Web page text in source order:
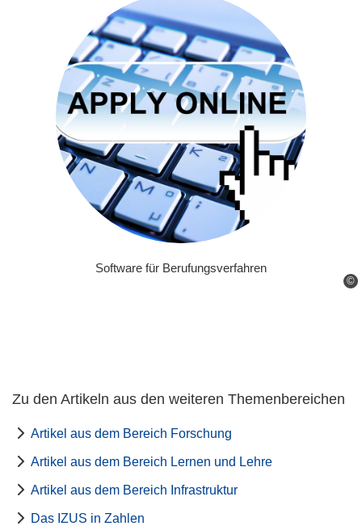
©
Software für Berufungsverfahren
Zu den Artikeln aus den weiteren Themenbereichen
Artikel aus dem Bereich Forschung
Artikel aus dem Bereich Lernen und Lehre
Artikel aus dem Bereich Infrastruktur
Das IZUS in Zahlen